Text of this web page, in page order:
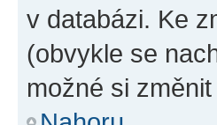
v databázi. Ke
(obvykle se
možné si